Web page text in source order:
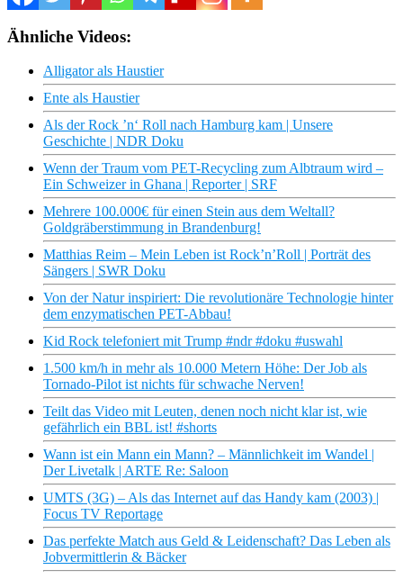
Ähnliche Videos:
Alligator als Haustier
Ente als Haustier
Als der Rock ’n‘ Roll nach Hamburg kam | Unsere
Geschichte | NDR Doku
Wenn der Traum vom PET-Recycling zum Albtraum wird –
Ein Schweizer in Ghana | Reporter | SRF
Mehrere 100.000€ für einen Stein aus dem Weltall?
Goldgräberstimmung in Brandenburg!
Matthias Reim – Mein Leben ist Rock’n’Roll | Porträt des
Sängers | SWR Doku
Von der Natur inspiriert: Die revolutionäre Technologie hinter
dem enzymatischen PET-Abbau!
Kid Rock telefoniert mit Trump #ndr #doku #uswahl
1.500 km/h in mehr als 10.000 Metern Höhe: Der Job als
Tornado-Pilot ist nichts für schwache Nerven!
Teilt das Video mit Leuten, denen noch nicht klar ist, wie
gefährlich ein BBL ist! #shorts
Wann ist ein Mann ein Mann? – Männlichkeit im Wandel |
Der Livetalk | ARTE Re: Saloon
UMTS (3G) – Als das Internet auf das Handy kam (2003) |
Focus TV Reportage
Das perfekte Match aus Geld & Leidenschaft? Das Leben als
Jobvermittlerin & Bäcker